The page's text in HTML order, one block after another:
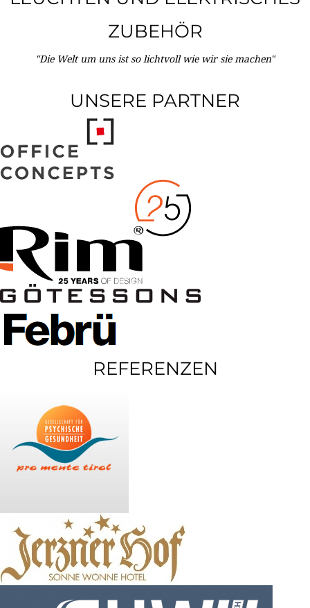
ZUBEHÖR
"Die Welt um uns ist so lichtvoll wie wir sie machen"
UNSERE PARTNER
REFERENZEN